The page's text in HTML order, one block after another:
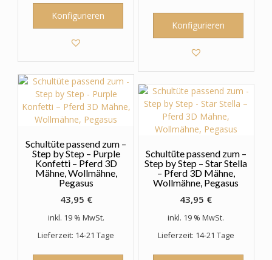
Konfigurieren
Konfigurieren
Schultüte passend zum –
Step by Step – Purple
Konfetti – Pferd 3D
Mähne, Wollmähne,
Pegasus
43,95 €
inkl. 19 % MwSt.
Lieferzeit: 14-21 Tage
Schultüte passend zum –
Step by Step – Star Stella
– Pferd 3D Mähne,
Wollmähne, Pegasus
43,95 €
inkl. 19 % MwSt.
Lieferzeit: 14-21 Tage